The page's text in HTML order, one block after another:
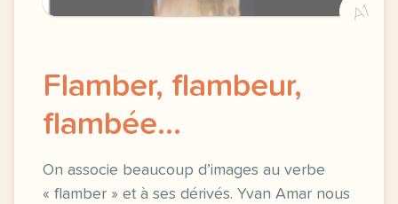
A1
Flamber, flambeur,
flambée...
On associe beaucoup d’images au verbe
« flamber » et à ses dérivés. Yvan Amar nous